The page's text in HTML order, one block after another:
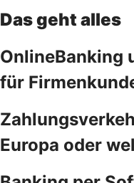
Das geht alles
OnlineBanking
für
Europa oder